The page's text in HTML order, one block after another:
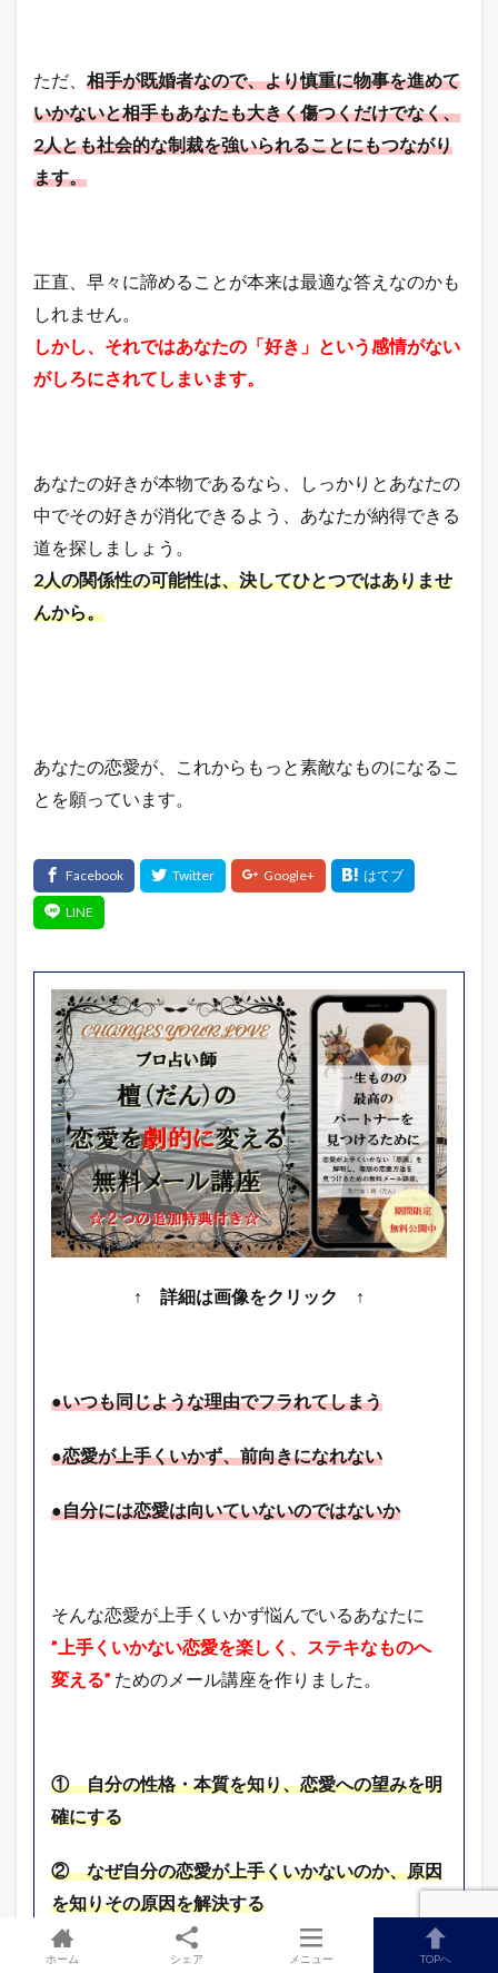
ただ、 相手が既婚者なので、より慎重に物事を進めて
いかないと相手もあなたも大きく傷つくだけでなく、
2人とも社会的な制裁を強いられることにもつながり
ます。
正直、早々に諦めることが本来は最適な答えなのかも
しれません。
しかし、それではあなたの「好き」という感情がない
がしろにされてしまいます。
あなたの好きが本物であるなら、しっかりとあなたの
中でその好きが消化できるよう、あなたが納得できる
道を探しましょう。
2人の関係性の可能性は、決してひとつではありませ
んから。
あなたの恋愛が、これからもっと素敵なものになるこ
とを願っています。
↑ 詳細は画像をクリック ↑
●いつも同じような理由でフラれてしまう
●恋愛が上手くいかず、前向きになれない
●自分には恋愛は向いていないのではないか
そんな恋愛が上手くいかず悩んでいるあなたに
”上手くいかない恋愛を楽しく、ステキなものへ
変える” ためのメール講座を作りました。
① 自分の性格・本質を知り、恋愛への望みを明
確にする
② なぜ自分の恋愛が上手くいかないのか、原因
を知りその原因を解決する
③ 恋愛においての障害が起きたときに、冷静に
ホーム シェア メニュー TOPへ